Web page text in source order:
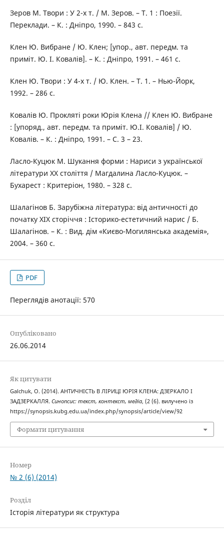
Зеров М. Твори : У 2-х т. / М. Зеров. – Т. 1 : Поезії.
Переклади. – К. : Дніпро, 1990. – 843 с.
Клен Ю. Вибране / Ю. Клен; [упор., авт. передм. та
приміт. Ю. І. Ковалів]. – К. : Дніпро, 1991. – 461 с.
Клен Ю. Твори : У 4-х т. / Ю. Клен. – Т. 1. – Нью-Йорк,
1992. – 286 с.
Ковалів Ю. Прокляті роки Юрія Клена // Клен Ю. Вибране
: [упоряд., авт. передм. та приміт. Ю.І. Ковалів] / Ю.
Ковалів. – К. : Дніпро, 1991. – С. 3 – 23.
Ласло-Куцюк М. Шукання форми : Нариси з української
літератури ХХ століття / Магдалина Ласло-Куцюк. –
Бухарест : Критеріон, 1980. – 328 с.
Шалагінов Б. Зарубіжна література: від античності до
початку ХІХ сторіччя : Історико-естетичний нарис / Б.
Шалагінов. – К. : Вид. дім «Києво-Могилянська академія»,
2004. – 360 с.
PDF
Переглядів анотації: 570
Опубліковано
26.06.2014
Як цитувати
Galchuk, O. (2014). АНТИЧНІСТЬ В ЛІРИЦІ ЮРІЯ КЛЕНА: ДЗЕРКАЛО І
ЗАДЗЕРКАЛЛЯ. Синопсис: текст, контекст, медіа, (2 (6). вилучено із
https://synopsis.kubg.edu.ua/index.php/synopsis/article/view/92
Формати цитування
Номер
№ 2 (6) (2014)
Розділ
Історія літератури як структура